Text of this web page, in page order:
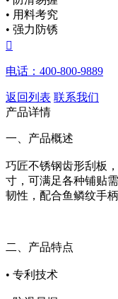
• 用料考究
• 强力防锈

电话：400-800-9889
返回列表 联系我们
产品详情
一、产品概述
巧匠不锈钢齿形刮板
寸，可满足各种铺贴
韧性，配合鱼鳞纹手
二、产品特点
• 专利技术